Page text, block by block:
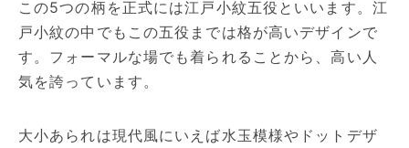
この5つの柄を正式には江戸小紋五役といいます。江
戸小紋の中でもこの五役までは格が高いデザインで
す。フォーマルな場でも着られることから、高い人
気を誇っています。
大小あられは現代風にいえば水玉模様やドットデザ